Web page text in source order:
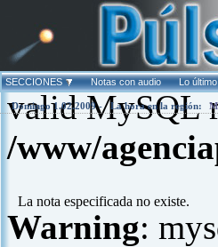
Warning:
valid MySQL
/www/
Warning:
SECCIONES Notas con audio Lo último
Domingo 1.02.2009 - La hora en la región:
La nota especificada no existe.